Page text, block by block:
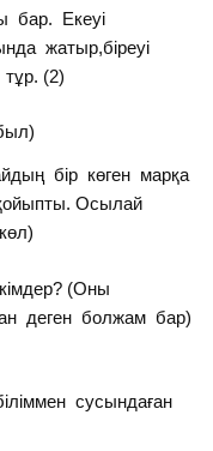
бар. Екеуі
жатыр,біреуі
(2)
бір көген марқа
Осылай
(Оны
деген болжам бар)
сусындаған